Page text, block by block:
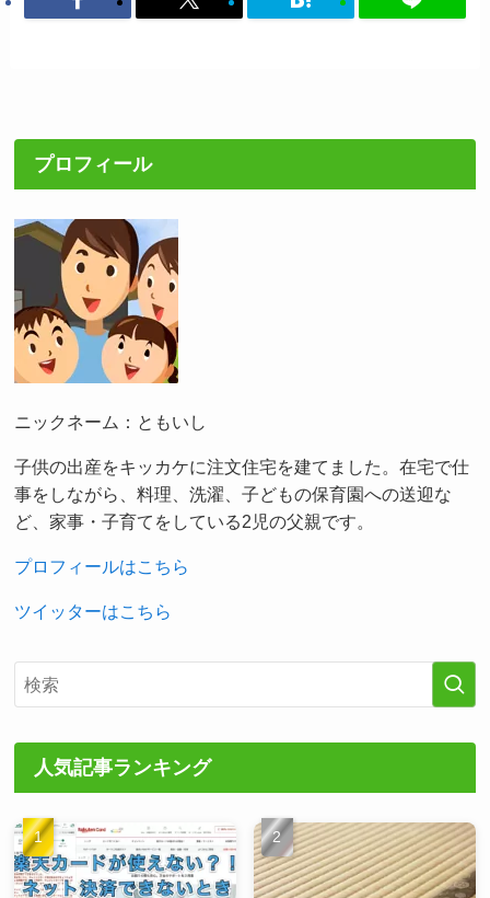
プロフィール
ニックネーム：ともいし
子供の出産をキッカケに注文住宅を建てました。在宅で仕
事をしながら、料理、洗濯、子どもの保育園への送迎な
ど、家事・子育てをしている2児の父親です。
プロフィールはこちら
ツイッターはこちら
人気記事ランキング